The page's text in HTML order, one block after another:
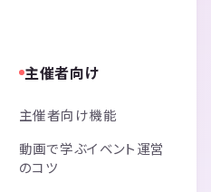
主催者向け
主催者向け機能
動画で学ぶイベント運営
のコツ